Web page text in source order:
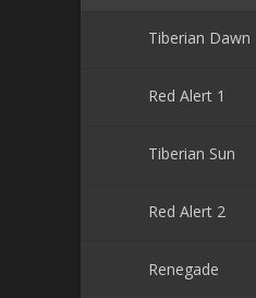
Tiberian Dawn
Red Alert 1
Tiberian Sun
Red Alert 2
Renegade